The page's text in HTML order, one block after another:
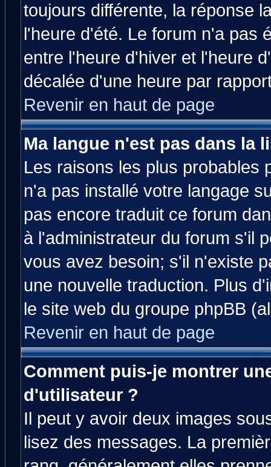
toujours différente, la réponse
l'heure d'été. Le forum n'a pas
entre l'heure d'hiver et l'heure
décalée d'une heure par
Revenir en haut de page
Ma langue n'est pas dans la
Les raisons les plus probables
n'a pas installé votre langage
pas encore traduit ce forum
à l'administrateur du forum s'il
vous avez besoin; s'il n'existe
une nouvelle traduction. Plus
le site web du groupe phpBB
Revenir en haut de page
Comment puis-je montrer
d'utilisateur ?
Il peut y avoir deux images
lisez des messages. La